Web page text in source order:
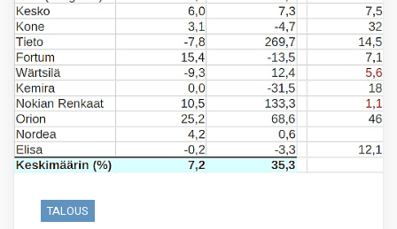
TALOUS